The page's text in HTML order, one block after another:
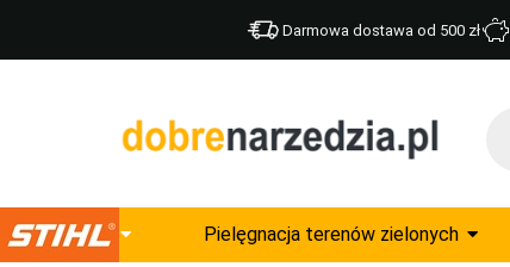
Darmowa dostawa od 500 zł
Pielęgnacja terenów zielonych